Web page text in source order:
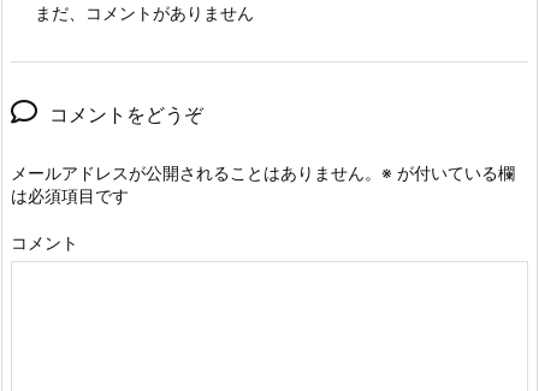
まだ、コメントがありません
コメントをどうぞ
メールアドレスが公開されることはありません。 ※ が付いている欄
は必須項目です
コメント